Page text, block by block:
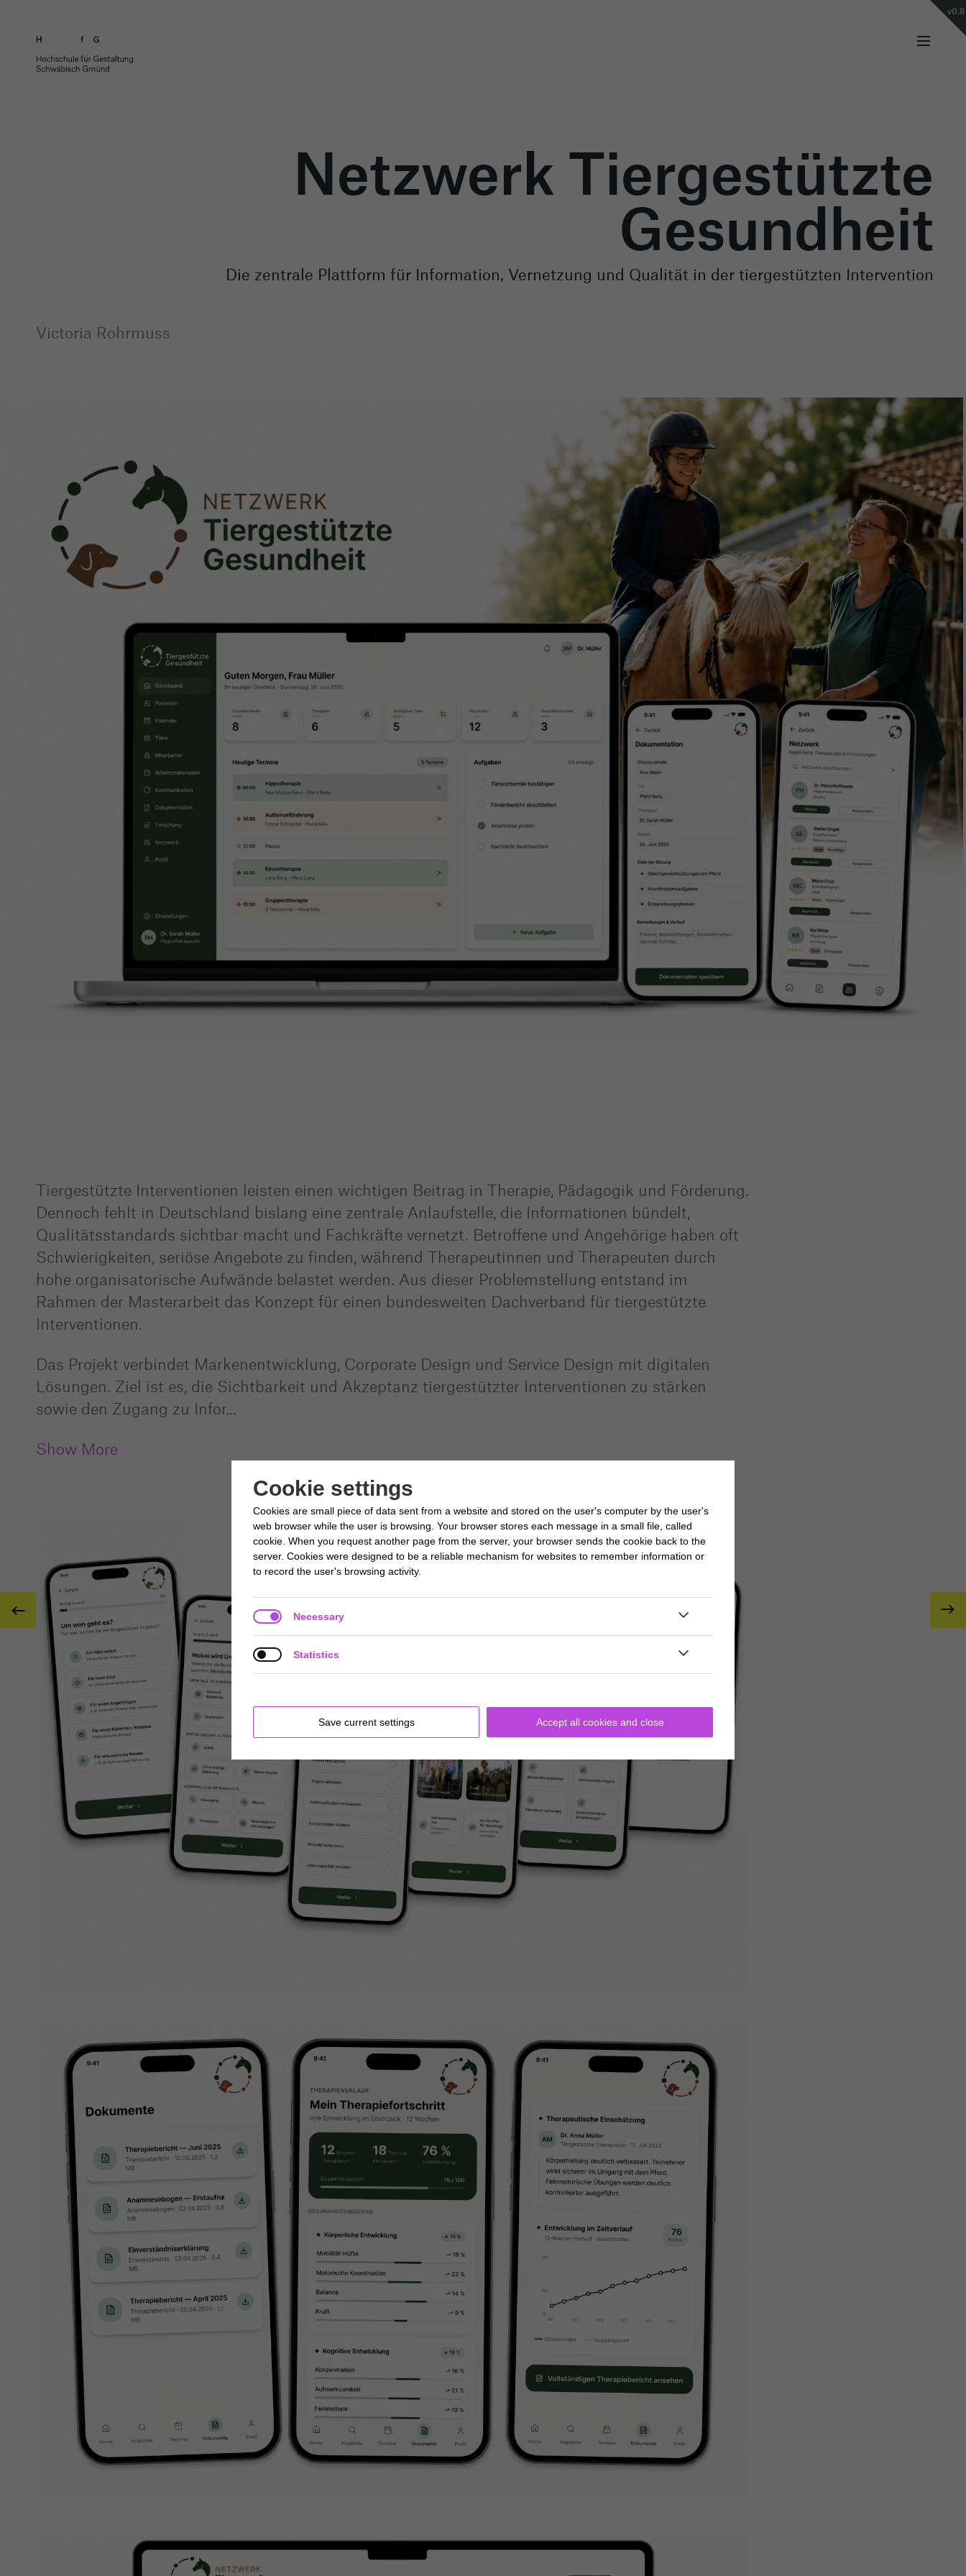
v0.8
Netzwerk Tiergestützte
Gesundheit
Die zentrale Plattform für Information, Vernetzung und Qualität in der tiergestützten Intervention
Victoria Rohrmuss
Tiergestützte Interventionen leisten einen wichtigen Beitrag in Therapie, Pädagogik und Förderung.
Dennoch fehlt in Deutschland bislang eine zentrale Anlaufstelle, die Informationen bündelt,
Qualitätsstandards sichtbar macht und Fachkräfte vernetzt. Betroffene und Angehörige haben oft
Schwierigkeiten, seriöse Angebote zu finden, während Therapeutinnen und Therapeuten durch
hohe organisatorische Aufwände belastet werden. Aus dieser Problemstellung entstand im
Rahmen der Masterarbeit das Konzept für einen bundesweiten Dachverband für tiergestützte
Interventionen.
Das Projekt verbindet Markenentwicklung, Corporate Design und Service Design mit digitalen
Lösungen. Ziel ist es, die Sichtbarkeit und Akzeptanz tiergestützter Interventionen zu stärken
sowie den Zugang zu Infor...
Show More
 
Cookie settings
Cookies are small piece of data sent from a website and stored on the user's computer by the user's
web browser while the user is browsing. Your browser stores each message in a small file, called
cookie. When you request another page from the server, your browser sends the cookie back to the
server. Cookies were designed to be a reliable mechanism for websites to remember information or
to record the user's browsing activity.
Necessary
Statistics
Save current settings Accept all cookies and close